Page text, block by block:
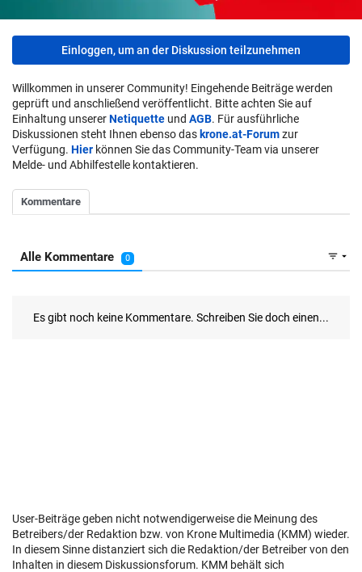
Einloggen, um an der Diskussion teilzunehmen
Willkommen in unserer Community! Eingehende Beiträge werden
geprüft und anschließend veröffentlicht. Bitte achten Sie auf
Einhaltung unsererNetiquette und AGB. Für ausführliche
Diskussionen steht Ihnen ebenso das krone.at-Forumzur
Verfügung. Hier können Sie das Community-Team via unserer
Melde- und Abhilfestelle kontaktieren.
User-Beiträge geben nicht notwendigerweise die Meinung des
Betreibers/der Redaktion bzw. von Krone Multimedia (KMM) wieder.
In diesem Sinne distanziert sich die Redaktion/der Betreiber von den
Inhalten in diesem Diskussionsforum. KMM behält sich